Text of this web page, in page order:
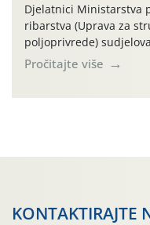
Djelatnici Ministarstva
ribarstva (Uprava za
poljoprivrede)
forumu, održanom
tradicije u
Pročitajte više
KONTAKTIRAJTE